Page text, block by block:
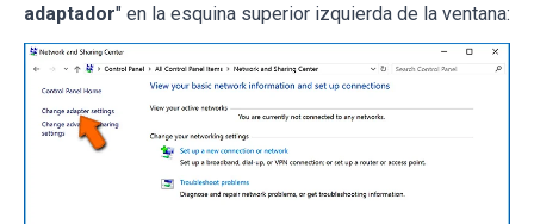
adaptador" en la esquina superior izquierda de la ventana: